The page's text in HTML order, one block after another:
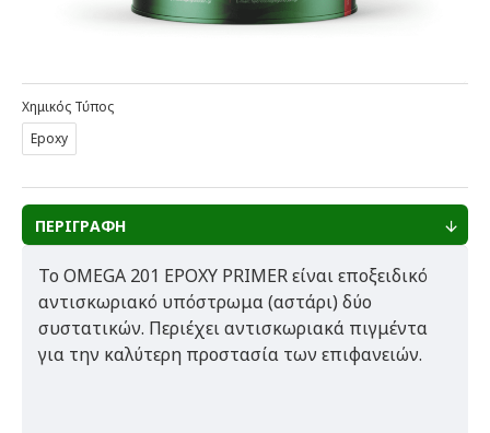
Χημικός Τύπος
Epoxy
ΠΕΡΙΓΡΑΦΗ
To OMEGA 201 EPOXY PRIMER είναι εποξειδικό
αντισκωριακό υπόστρωμα (αστάρι) δύο
συστατικών. Περιέχει αντισκωριακά πιγμέντα
για την καλύτερη προστασία των επιφανειών.